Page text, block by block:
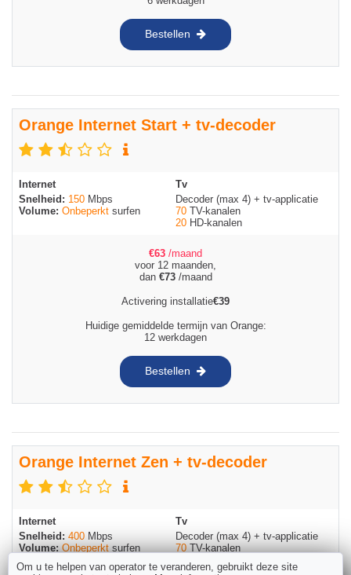
Bestellen
Orange Internet Start + tv-decoder
Internet
Snelheid: 150 Mbps
Volume: Onbeperkt surfen
Tv
Decoder (max 4) + tv-applicatie
70 TV-kanalen
20 HD-kanalen
€63 /maand
voor 12 maanden,
dan €73/maand
Activering installatie€39
Huidige gemiddelde termijn van Orange:
12 werkdagen
Bestellen
Orange Internet Zen + tv-decoder
Internet
Snelheid: 400 Mbps
Volume:Onbeperktsurfen
Tv
Decoder (max 4) + tv-applicatie
70TV-kanalen
Om u te helpen van operator te veranderen, gebruikt deze site